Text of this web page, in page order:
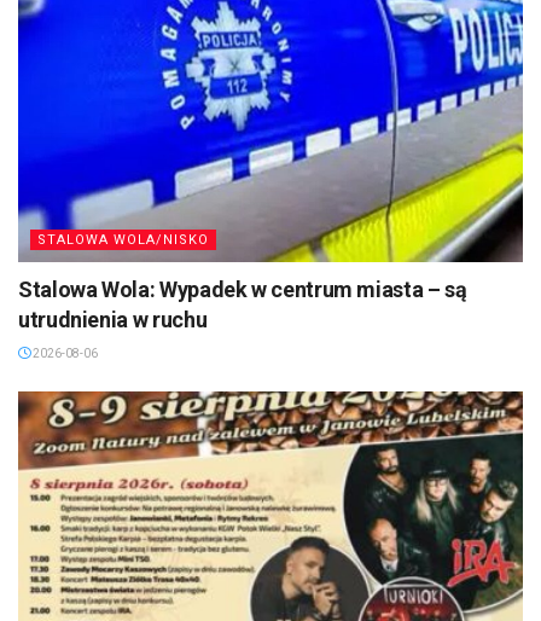
STALOWA WOLA/NISKO
Stalowa Wola: Wypadek w centrum miasta – są
utrudnienia w ruchu
2026-08-06